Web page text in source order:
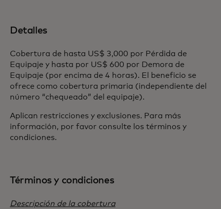
Detalles
Cobertura de hasta US$ 3,000 por Pérdida de
Equipaje y hasta por US$ 600 por Demora de
Equipaje (por encima de 4 horas). El beneficio se
ofrece como cobertura primaria (independiente del
número “chequeado” del equipaje).
Aplican restricciones y exclusiones. Para más
información, por favor consulte los términos y
condiciones.
Términos y condiciones
Descripción de la cobertura